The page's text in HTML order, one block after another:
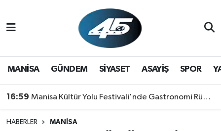
MANİSA GÜNDEM SİYASET ASAYİŞ SPOR
16:59 Manisa Kültür Yolu Festivali'nde Gastronomi Rüzgarı: Lezzetin Yıldızı "Manisa Kebabı" Oldu!
HABERLER MANİSA
GÜNDEM
Hava Durumu
Trafik Durumu